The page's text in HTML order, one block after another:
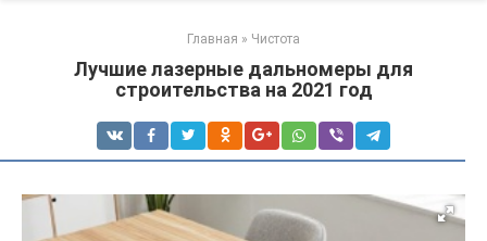
Главная » Чистота
Лучшие лазерные дальномеры для
строительства на 2021 год